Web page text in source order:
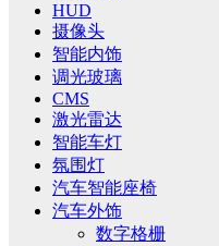
HUD
摄像头
智能内饰
调光玻璃
CMS
激光雷达
智能车灯
氛围灯
汽车智能座椅
汽车外饰
数字格栅